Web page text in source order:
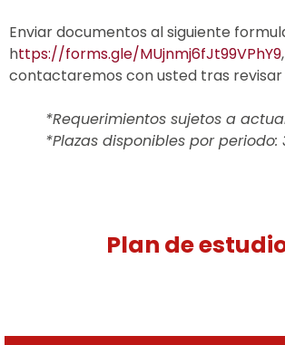
Enviar documentos al siguiente
https://forms.gle/MUjnmj6fJt99VPhY9
contactaremos con usted tras revisar
*Requerimientos sujetos a
*Plazas disponibles por periodo:
Plan de